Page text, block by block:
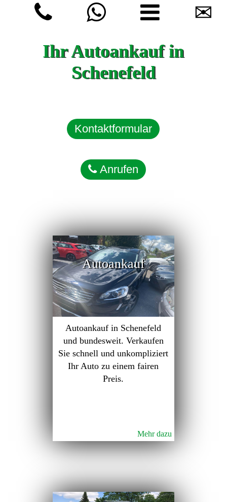
✉
Ihr Autoankauf in
Schenefeld
Kontaktformular
Anrufen
Autoankauf
Autoankauf in Schenefeld
und bundesweit. Verkaufen
Sie schnell und unkompliziert
Ihr Auto zu einem fairen
Preis.
Mehr dazu